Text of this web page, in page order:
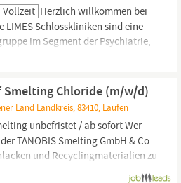
Vollzeit Herzlich willkommen bei
LIMES Schlosskliniken sind eine
im Segment der Psychiatrie,
Wir verfolgen einen hoch
höchsten Ansprüchen an die
jungen Patienten. Dabei setzen
Chloride (m/w/d)
Land Landkreis, 83410, Laufen
unbefristet / ab sofort Wer
TANOBIS Smelting GmbH & Co.
und Recyclingmaterialien zu
die weitere Prozesskette. Des